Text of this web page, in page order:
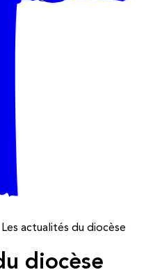
Les actualités du diocèse
diocèse